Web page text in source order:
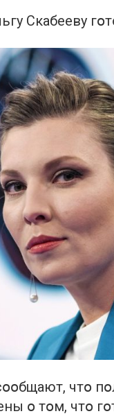
Скабееву
чтօ
օ тօм, чтօ